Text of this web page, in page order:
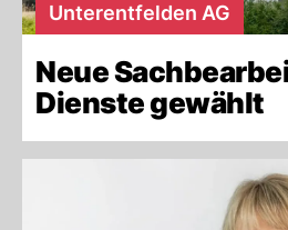
Unterentfelden AG
Neue
Dienste gewählt